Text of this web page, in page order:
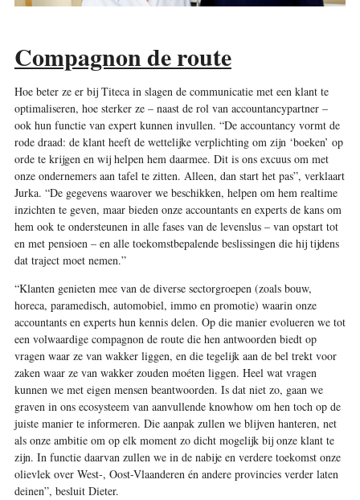
Compagnon de route
Hoe beter ze er bij Titeca in slagen de communicatie met een klant te
optimaliseren, hoe sterker ze – naast de rol van accountancypartner –
ook hun functie van expert kunnen invullen. “De accountancy vormt de
rode draad: de klant heeft de wettelijke verplichting om zijn ‘boeken’ op
orde te krijgen en wij helpen hem daarmee. Dit is ons excuus om met
onze ondernemers aan tafel te zitten. Alleen, dan start het pas”, verklaart
Jurka. “De gegevens waarover we beschikken, helpen om hem realtime
inzichten te geven, maar bieden onze accountants en experts de kans om
hem ook te ondersteunen in alle fases van de levenslus – van opstart tot
en met pensioen – en alle toekomstbepalende beslissingen die hij tijdens
dat traject moet nemen.”
“Klanten genieten mee van de diverse sectorgroepen (zoals bouw,
horeca, paramedisch, automobiel, immo en promotie) waarin onze
accountants en experts hun kennis delen. Op die manier evolueren we tot
een volwaardige compagnon de route die hen antwoorden biedt op
vragen waar ze van wakker liggen, en die tegelijk aan de bel trekt voor
zaken waar ze van wakker zouden moéten liggen. Heel wat vragen
kunnen we met eigen mensen beantwoorden. Is dat niet zo, gaan we
graven in ons ecosysteem van aanvullende knowhow om hen toch op de
juiste manier te informeren. Die aanpak zullen we blijven hanteren, net
als onze ambitie om op elk moment zo dicht mogelijk bij onze klant te
zijn. In functie daarvan zullen we in de nabije en verdere toekomst onze
olievlek over West-, Oost-Vlaanderen én andere provincies verder laten
deinen”, besluit Dieter.